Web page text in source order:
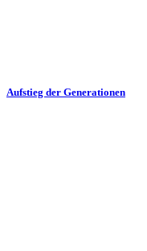
Aufstieg der Generationen